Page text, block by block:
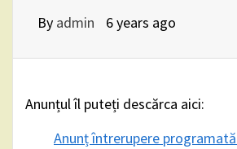
By admin 6 years ago
Anunțul îl puteți descărca aici:
Anunț întrerupere